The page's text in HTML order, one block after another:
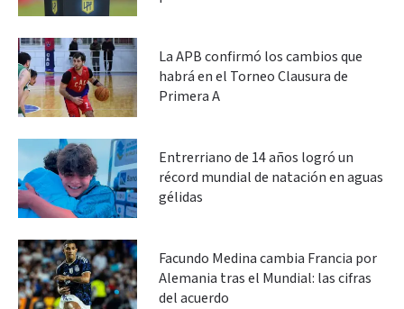
La APB confirmó los cambios que
habrá en el Torneo Clausura de
Primera A
Entrerriano de 14 años logró un
récord mundial de natación en aguas
gélidas
Facundo Medina cambia Francia por
Alemania tras el Mundial: las cifras
del acuerdo